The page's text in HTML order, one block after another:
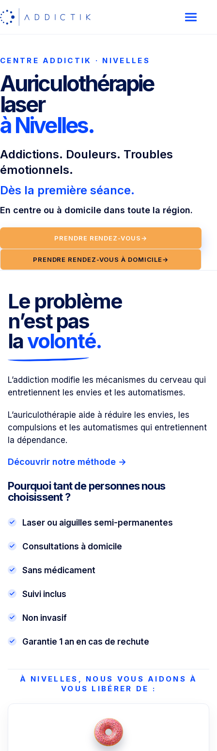
CENTRE ADDICTIK · NIVELLES
Auriculothérapie
laser
à Nivelles.
Addictions. Douleurs. Troubles
émotionnels.
Dès la première séance.
En centre ou à domicile dans toute la région.
PRENDRE RENDEZ-VOUS→
PRENDRE RENDEZ-VOUS À DOMICILE→
Le problème
n’est pas
lavolonté.
L’addiction modifie les mécanismes du cerveau qui
entretiennent les envies et les automatismes.
L’auriculothérapie aide à réduire les envies, les
compulsions et les automatismes qui entretiennent
la dépendance.
Découvrir notre méthode →
Pourquoi tant de personnes nous
choisissent ?
Laser ou aiguilles semi-permanentes
Consultations à domicile
Sans médicament
Suivi inclus
Non invasif
Garantie 1 an en cas de rechute
À NIVELLES, NOUS VOUS AIDONS À
VOUS LIBÉRER DE :